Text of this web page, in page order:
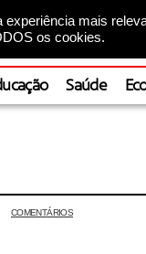
mais
os cookies.
Saúde
COMENTÁRIOS